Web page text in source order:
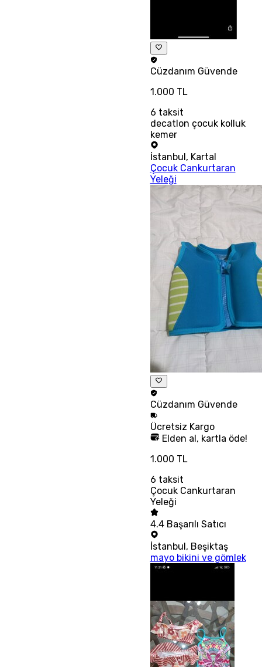
Cüzdanım Güvende
1.000 TL
6 taksit
decatlon çocuk kolluk
kemer
İstanbul, Kartal
Çocuk Cankurtaran
Yeleği
Cüzdanım Güvende
Ücretsiz Kargo
Elden al, kartla öde!
1.000 TL
6 taksit
Çocuk Cankurtaran
Yeleği
4.4 Başarılı Satıcı
İstanbul , Beşiktaş
mayo bikini ve gömlek